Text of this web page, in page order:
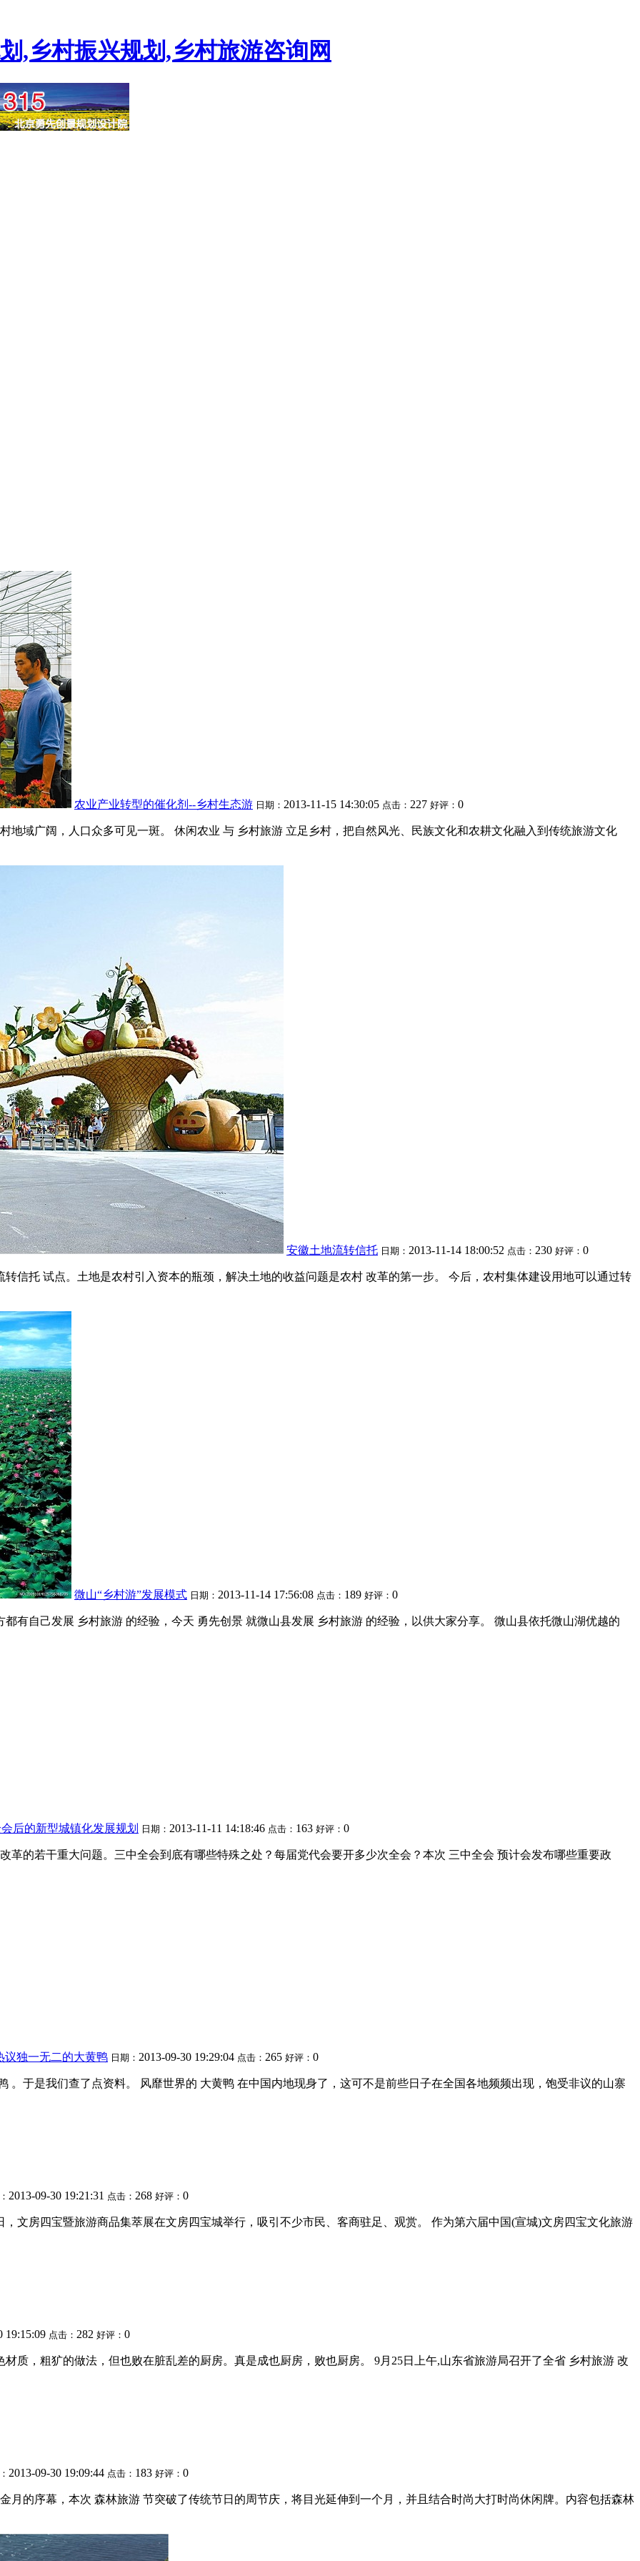
农业产业转型的催化剂--乡村生态游 日期： 2013-11-15 14:30:05 点击： 227 好评： 0
地域广阔，人口众多可见一斑。 休闲农业 与 乡村旅游 立足乡村，把自然风光、民族文化和农耕文化融入到传统旅游文化
安徽土地流转信托 日期： 2013-11-14 18:00:52 点击： 230 好评： 0
信托 试点。土地是农村引入资本的瓶颈，解决土地的收益问题是农村 改革的第一步。 今后，农村集体建设用地可以通过转
微山“乡村游”发展模式 日期： 2013-11-14 17:56:08 点击： 189 好评： 0
有自己发展 乡村旅游 的经验，今天 勇先创景 就微山县发展 乡村旅游 的经验，以供大家分享。 微山县依托微山湖优越的
后的新型城镇化发展规划 日期： 2013-11-11 14:18:46 点击： 163 好评： 0
革的若干重大问题。三中全会到底有哪些特殊之处？每届党代会要开多少次全会？本次 三中全会 预计会发布哪些重要政
议独一无二的大黄鸭 日期： 2013-09-30 19:29:04 点击： 265 好评： 0
。于是我们查了点资料。 风靡世界的 大黄鸭 在中国内地现身了，这可不是前些日子在全国各地频频出现，饱受非议的山寨
2013-09-30 19:21:31 点击： 268 好评： 0
文房四宝暨旅游商品集萃展在文房四宝城举行，吸引不少市民、客商驻足、观赏。 作为第六届中国(宣城)文房四宝文化旅游
19:15:09 点击： 282 好评： 0
质，粗犷的做法，但也败在脏乱差的厨房。真是成也厨房，败也厨房。 9月25日上午,山东省旅游局召开了全省 乡村旅游 改
2013-09-30 19:09:44 点击： 183 好评： 0
月的序幕，本次 森林旅游 节突破了传统节日的周节庆，将目光延伸到一个月，并且结合时尚大打时尚休闲牌。内容包括森林